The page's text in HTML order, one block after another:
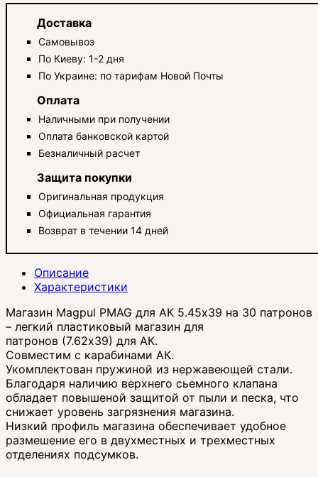
Доставка
Самовывоз
По Киеву: 1-2 дня
По Украине: по тарифам Новой Почты
Оплата
Наличными при получении
Оплата банковской картой
Безналичный расчет
Защита покупки
Оригинальная продукция
Официальная гарантия
Возврат в течении 14 дней
Описание
Характеристики
Магазин Magpul PMAG для АК 5.45х39 на 30 патронов
– легкий пластиковый магазин для
патронов (7.62х39) для АК.
Совместим с карабинами АК.
Укомплектован пружиной из нержавеющей стали.
Благодаря наличию верхнего сьемного клапана
обладает повышеной защитой от пыли и песка, что
снижает уровень загрязнения магазина.
Низкий профиль магазина обеспечивает удобное
размешение его в двухместных и трехместных
отделениях подсумков.